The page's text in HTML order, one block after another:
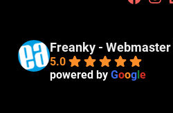
Freanky - Webmaster
5.0
powered byGoogle